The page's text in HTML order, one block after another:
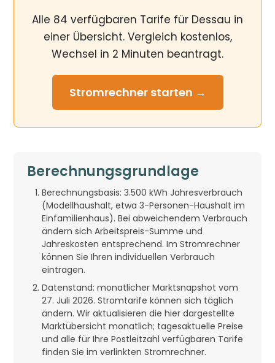
Alle 84 verfügbaren Tarife für Dessau in
einer Übersicht. Vergleich kostenlos,
Wechsel in 2 Minuten beantragt.
Stromrechnerstarten →
Berechnungsgrundlage
Berechnungsbasis: 3.500 kWh Jahresverbrauch
(Modellhaushalt, etwa 3-Personen-Haushalt im
Einfamilienhaus). Bei abweichendem Verbrauch
ändern sich Arbeitspreis-Summe und
Jahreskosten entsprechend. Im Stromrechner
können Sie Ihren individuellen Verbrauch
eintragen.
Datenstand: monatlicher Marktsnapshot vom
27. Juli 2026. Stromtarife können sich täglich
ändern. Wir aktualisieren die hier dargestellte
Marktübersicht monatlich; tagesaktuelle Preise
und alle für Ihre Postleitzahl verfügbaren Tarife
finden Sie im verlinkten Stromrechner.